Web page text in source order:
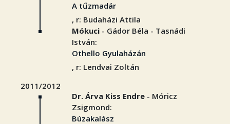
A tűzmadár
, r: Budaházi Attila
Mókuci - Gádor Béla - Tasnádi
István:
Othello Gyulaházán
, r: Lendvai Zoltán
2011/2012
Dr. Árva Kiss Endre - Móricz
Zsigmond:
Búzakalász